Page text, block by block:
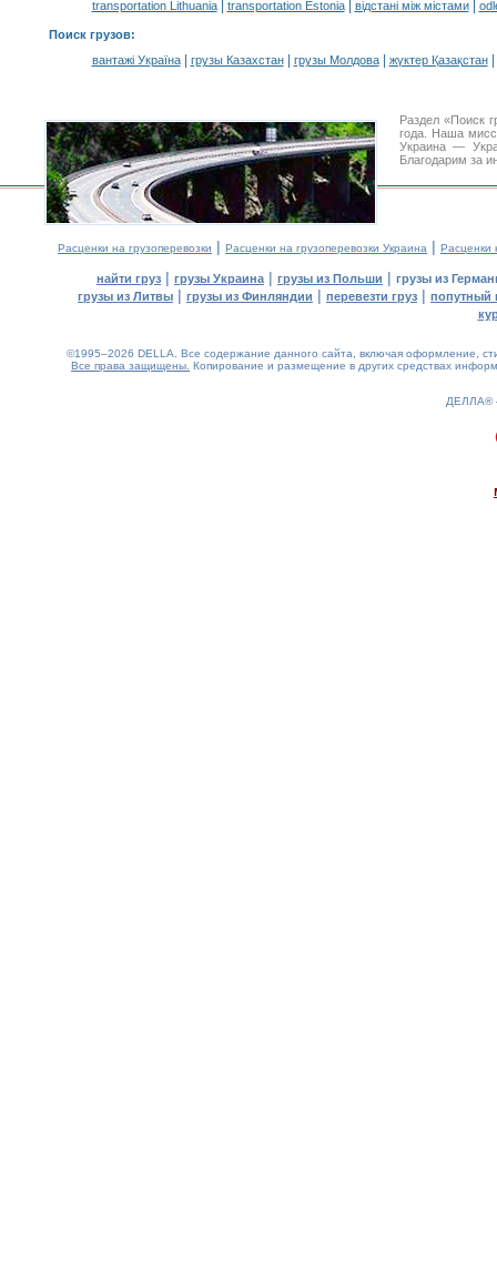
transportation Lithuania| transportation Estonia| відстані між містами|
Поиск грузов:
вантажі Україна| грузы Казахстан| грузы Молдова| жүктер Қазақстан|
Раздел «Поиск
года. Наша
Украина —
Благодарим за
Расценки на грузоперевозки | Расценки на грузоперевозки Украина | Расценки
найти груз | грузы Украина | грузы из Польши | грузы из
грузы из Литвы | грузы из Финляндии | перевезти груз | попутный
©1995–2026 DELLA. Все содержание данного сайта, включая оформление,
Все права защищены. Копирование и размещение в других средствах